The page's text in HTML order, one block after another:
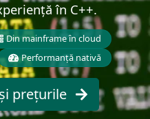
în C++.
Din mainframe în cloud
Performanță nativă
prețurile